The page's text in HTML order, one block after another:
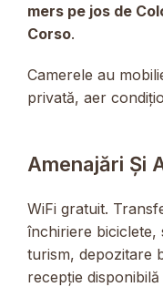
mers pe jos de
Corso.
Camerele au
privată, aer
Amenajări Și
WiFi gratuit.
închiriere biciclete,
turism, depozitare
recepție